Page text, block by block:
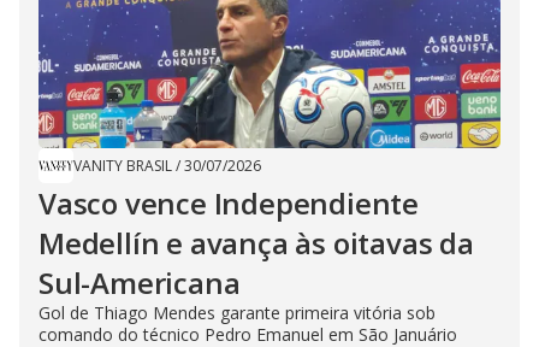
VANITY BRASIL/30/07/2026
Vasco vence Independiente
Medellín e avança às oitavas da
Sul-Americana
Gol de Thiago Mendes garante primeira vitória sob
comando do técnico Pedro Emanuel em São Januário